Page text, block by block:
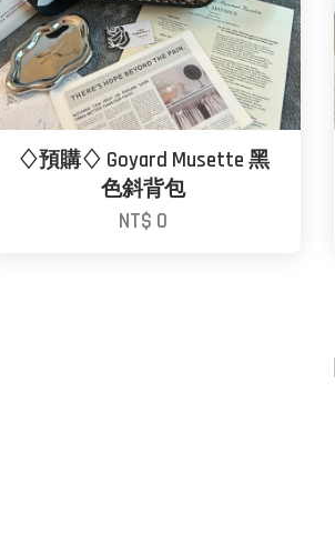
♢預購♢ Goyard Musette 黑
色斜背包
NT$ 0